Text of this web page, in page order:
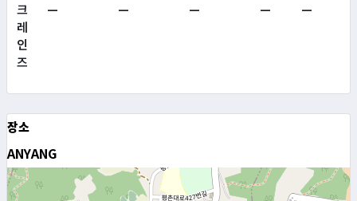
크
레
인
즈
— — — — —
장소
ANYANG